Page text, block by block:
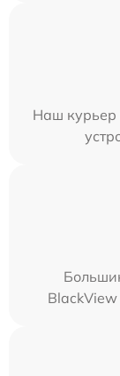
Наш курьер